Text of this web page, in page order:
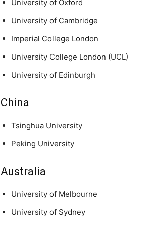
University of Oxford
University of Cambridge
Imperial College London
University College London (UCL)
University of Edinburgh
China
Tsinghua University
Peking University
Australia
University of Melbourne
University of Sydney